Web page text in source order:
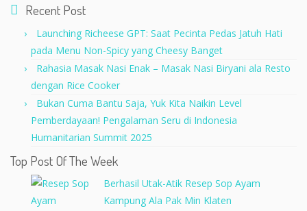
Recent Post
Launching Richeese GPT: Saat Pecinta Pedas Jatuh Hati
pada Menu Non-Spicy yang Cheesy Banget
Rahasia Masak Nasi Enak – Masak Nasi Biryani ala Resto
dengan Rice Cooker
Bukan Cuma Bantu Saja, Yuk Kita Naikin Level
Pemberdayaan! Pengalaman Seru di Indonesia
Humanitarian Summit 2025
Top Post Of The Week
Berhasil Utak-Atik Resep Sop Ayam
Kampung Ala Pak Min Klaten